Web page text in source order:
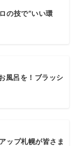
の技で“いい環
風呂を！ブラッシ
ップ札幌が皆さま